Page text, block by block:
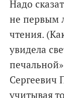
Надо
не первым
чтения.
увидела
Сергеевич
учитывая